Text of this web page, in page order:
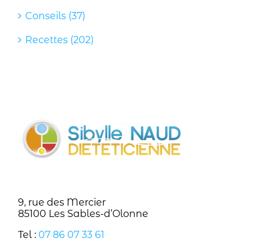
Conseils (37)
Recettes (202)
9, rue des Mercier
85100 Les Sables-d’Olonne
Tel : 07 86 07 33 61